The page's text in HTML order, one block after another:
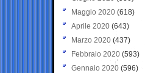
Maggio 2020 (618)
Aprile 2020 (643)
Marzo 2020 (437)
Febbraio 2020 (593)
Gennaio 2020 (596)